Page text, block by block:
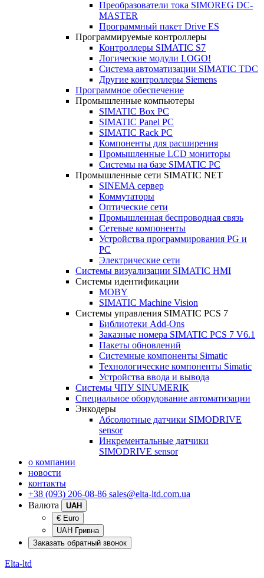
Преобразователи тока SIMOREG DC-
MASTER
Программный пакет Drive ES
Программируемые контроллеры
Контроллеры SIMATIC S7
Логические модули LOGO!
Система автоматизации SIMATIC TDC
Другие контроллеры Siemens
Программное обеспечение
Промышленные компьютеры
SIMATIC Box PC
SIMATIC Panel PС
SIMATIC Rack PC
Компоненты для расширения
Промышленные LCD мониторы
Системы на базе SIMATIC PC
Промышленные сети SIMATIC NET
SINEMA сервер
Коммутаторы
Оптические сети
Промышленная беспроводная связь
Сетевые компоненты
Устройства программирования PG и
PC
Электрические сети
Системы визуализации SIMATIC HMI
Системы идентификации
MOBY
SIMATIC Machine Vision
Системы управления SIMATIC PCS 7
Библиотеки Add-Ons
Заказные номера SIMATIC PCS 7 V6.1
Пакеты обновлений
Системные компоненты Simatic
Технологические компоненты Simatic
Устройства ввода и вывода
Системы ЧПУ SINUMERIK
Специальное оборудование автоматизации
Энкодеры
Абсолютные датчики SIMODRIVE
sensor
Инкрементальные датчики
SIMODRIVE sensor
о компании
новости
контакты
+38 (093) 206-08-86 sales@elta-ltd.com.ua
Валюта
UAH
€ Euro
UAH Гривна
Заказать обратный звонок
Elta-ltd